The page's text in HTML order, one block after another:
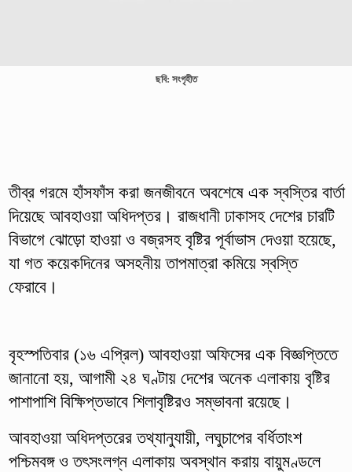
ছবি: সংগৃহীত
তীব্র গরমে হাঁসফাঁস করা জনজীবনে অবশেষে এক স্বস্তির বার্তা
দিয়েছে আবহাওয়া অধিদপ্তর। রাজধানী ঢাকাসহ দেশের চারটি
বিভাগে ঝোড়ো হাওয়া ও বজ্রসহ বৃষ্টির পূর্বাভাস দেওয়া হয়েছে,
যা গত কয়েকদিনের অসহনীয় তাপমাত্রা কমিয়ে স্বস্তি
ফেরাবে।
বৃহস্পতিবার (১৬ এপ্রিল) আবহাওয়া অফিসের এক বিজ্ঞপ্তিতে
জানানো হয়, আগামী ২৪ ঘণ্টায় দেশের অনেক এলাকায় বৃষ্টির
পাশাপাশি বিক্ষিপ্তভাবে শিলাবৃষ্টিরও সম্ভাবনা রয়েছে।
আবহাওয়া অধিদপ্তরের তথ্যানুযায়ী, লঘুচাপের বর্ধিতাংশ
পশ্চিমবঙ্গ ও তৎসংলগ্ন এলাকায় অবস্থান করায় বায়ুমণ্ডলে